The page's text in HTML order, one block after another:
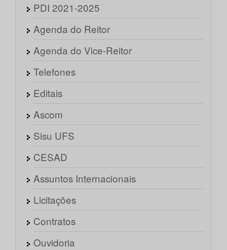
PDI 2021-2025
Agenda do Reitor
Agenda do Vice-Reitor
Telefones
Editais
Ascom
Sisu UFS
CESAD
Assuntos Internacionais
Licitações
Contratos
Ouvidoria